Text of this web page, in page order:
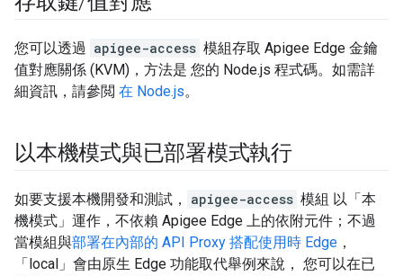
您可以透過 apigee-access 模組存取 Apigee Edge 金鑰
值對應關係 (KVM)，方法是 您的 Node.js 程式碼。如需詳
細資訊，請參閲 在 Node.js。
以本機模式與已部署模式執行
如要支援本機開發和測試， apigee-access 模組 以「本
機模式」 運作，不依賴 Apigee Edge 上的依附元件；不過
當模組與部署在內部的 API Proxy 搭配使用時 Edge ，
「local」會由原生 Edge 功能取代舉例來說， 您可以在已